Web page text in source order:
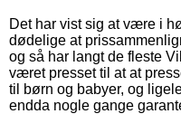
Det har vist sig at være i
dødelige at
og så har langt de fleste
været presset til at at
til børn og babyer, og
endda nogle gange